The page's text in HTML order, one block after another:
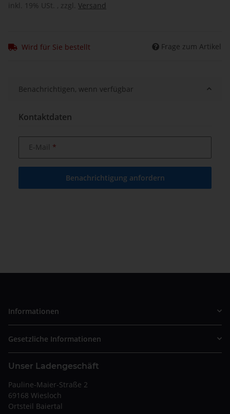
inkl. 19% USt. , zzgl. Versand
Wird für Sie bestellt Frage zum Artikel
Benachrichtigen, wenn verfügbar
Kontaktdaten
E-Mail
Benachrichtigung anfordern
Informationen
Gesetzliche Informationen
Unser Ladengeschäft
Pauline-Maier-Straße 2
69168 Wiesloch
Ortsteil Baiertal